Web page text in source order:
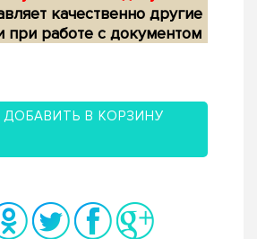
качественно другие
при работе с документом
ДОБАВИТЬ В КОРЗИНУ